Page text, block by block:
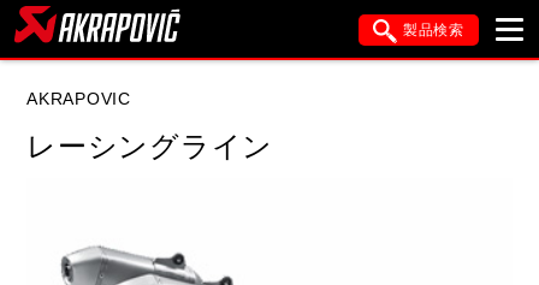
製品検索
AKRAPOVIC
レーシングライン